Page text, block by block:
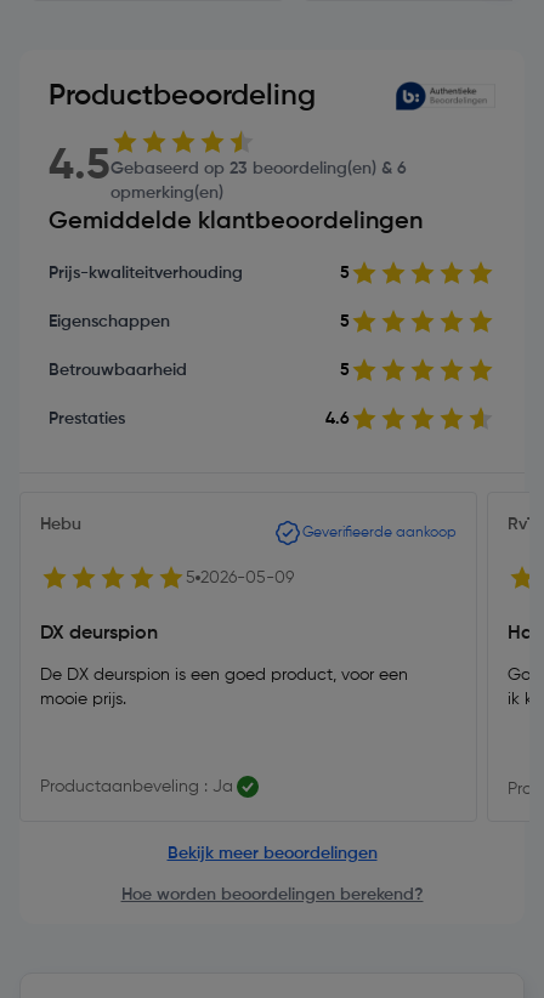
Productbeoordeling
4.5Gebaseerd op 23 beoordeling(en) & 6
opmerking(en)
Gemiddelde klantbeoordelingen
Prijs-kwaliteitverhouding 5
Eigenschappen 5
Betrouwbaarheid 5
Prestaties 4.6
Hebu Geverifieerde aankoop
5 2026-05-09
DX deurspion
De DX deurspion is een goed product, voor een
mooie prijs.
Productaanbeveling : Ja
ik
Bekijk meer beoordelingen
Hoe worden beoordelingen berekend?